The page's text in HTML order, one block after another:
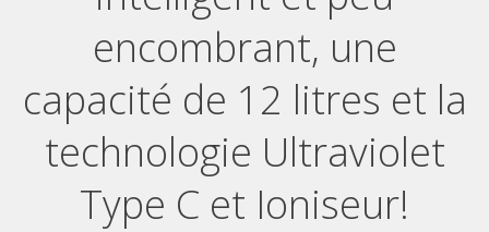
encombrant, une
capacité de 12 litres et la
technologie Ultraviolet
Type C et Ioniseur!